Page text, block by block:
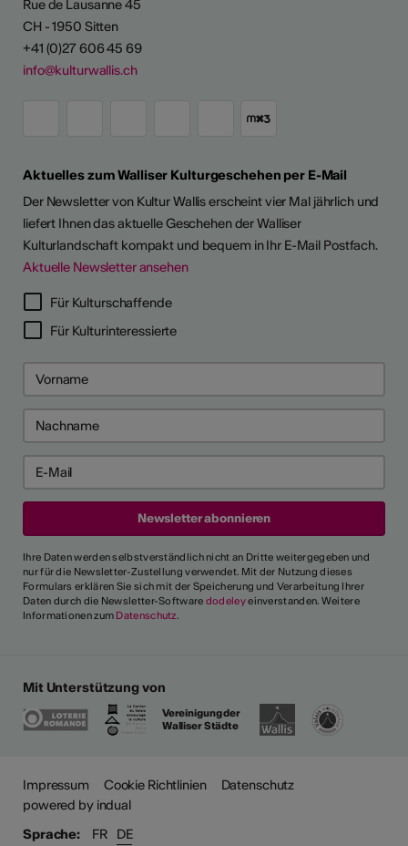
Rue de Lausanne 45
CH - 1950 Sitten
+41 (0)27 606 45 69
info@kulturwallis.ch
Aktuelles zum Walliser Kulturgeschehen per E-Mail
Der Newsletter von Kultur Wallis erscheint vier Mal jährlich und
liefert Ihnen das aktuelle Geschehen der Walliser
Kulturlandschaft kompakt und bequem in Ihr E-Mail Postfach.
Aktuelle Newsletter ansehen
Für Kulturschaffende
Für Kulturinteressierte
Ihre Daten werden selbstverständlich nicht an Dritte weitergegeben und
nur für die Newsletter-Zustellung verwendet. Mit der Nutzung dieses
Formulars erklären Sie sich mit der Speicherung und Verarbeitung Ihrer
Daten durch die Newsletter-Software dodeleyeinverstanden. Weitere
Informationen zum Datenschutz.
Mit Unterstützung von
Vereinigung der
Walliser Städte
Impressum Cookie Richtlinien
Datenschutz
powered by indual
Sprache:
FR DE